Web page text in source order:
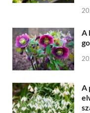
A
A